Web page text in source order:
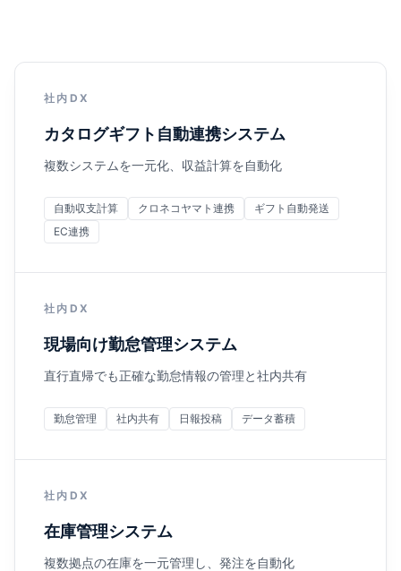
社内DX
カタログギフト自動連携システム
複数システムを一元化、収益計算を自動化
自動収支計算 クロネコヤマト連携
ギフト自動発送
EC連携
社内DX
現場向け勤怠管理システム
直行直帰でも正確な勤怠情報の管理と社内共有
勤怠管理 社内共有 日報投稿 データ蓄積
社内DX
在庫管理システム
複数拠点の在庫を一元管理し、発注を自動化